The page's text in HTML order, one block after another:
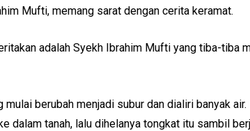
Mufti, memang sarat dengan cerita keramat.
adalah Syekh Ibrahim Mufti yang tiba-
berubah menjadi subur dan dialiri banyak
dalam tanah, lalu dihelanya tongkat itu sambil